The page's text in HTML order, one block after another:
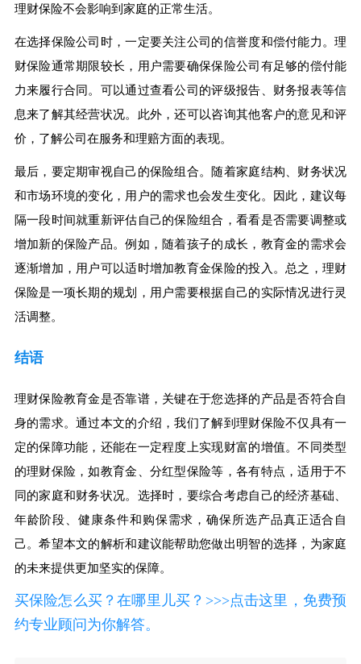
理财保险不会影响到家庭的正常生活。
在选择保险公司时，一定要关注公司的信誉度和偿付能力。理
财保险通常期限较长，用户需要确保保险公司有足够的偿付能
力来履行合同。可以通过查看公司的评级报告、财务报表等信
息来了解其经营状况。此外，还可以咨询其他客户的意见和评
价，了解公司在服务和理赔方面的表现。
最后，要定期审视自己的保险组合。随着家庭结构、财务状况
和市场环境的变化，用户的需求也会发生变化。因此，建议每
隔一段时间就重新评估自己的保险组合，看看是否需要调整或
增加新的保险产品。例如，随着孩子的成长，教育金的需求会
逐渐增加，用户可以适时增加教育金保险的投入。总之，理财
保险是一项长期的规划，用户需要根据自己的实际情况进行灵
活调整。
结语
理财保险教育金是否靠谱，关键在于您选择的产品是否符合自
身的需求。通过本文的介绍，我们了解到理财保险不仅具有一
定的保障功能，还能在一定程度上实现财富的增值。不同类型
的理财保险，如教育金、分红型保险等，各有特点，适用于不
同的家庭和财务状况。选择时，要综合考虑自己的经济基础、
年龄阶段、健康条件和购保需求，确保所选产品真正适合自
己。希望本文的解析和建议能帮助您做出明智的选择，为家庭
的未来提供更加坚实的保障。
买保险怎么买？在哪里儿买？>>>点击这里，免费预
约专业顾问为你解答。